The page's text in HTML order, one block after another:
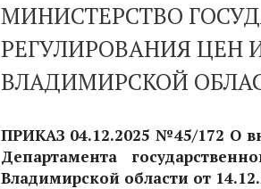
МИНИСТЕРСТВО
РЕГУЛИРОВАНИЯ ЦЕН
ВЛАДИМИРСКОЙ
ПРИКАЗ 04.12.2025 №45/172 О
Департамента
Владимирской области от